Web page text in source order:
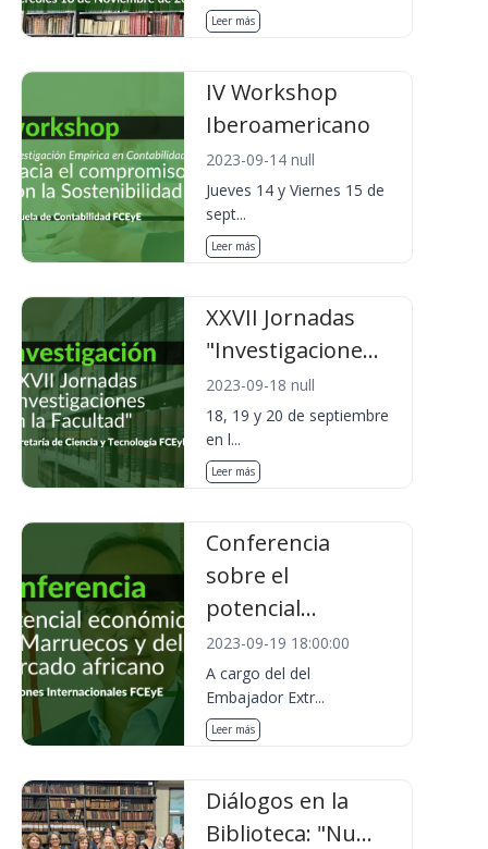
Leer más
IV Workshop
Iberoamericano
2023-09-14 null
Jueves 14 y Viernes 15 de
sept...
Leer más
XXVII Jornadas
"Investigacione...
2023-09-18 null
18, 19 y 20 de septiembre
en l...
Leer más
Conferencia
sobre el
potencial...
2023-09-19 18:00:00
A cargo del del
Embajador Extr...
Leer más
Diálogos en la
Biblioteca: "Nu...